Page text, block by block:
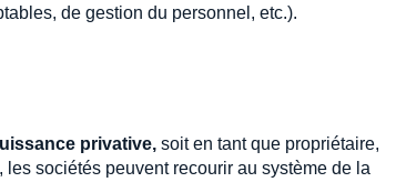
de gestion du personnel, etc.).
privative, soit en tant que propriétaire,
sociétés peuvent recourir au système de la